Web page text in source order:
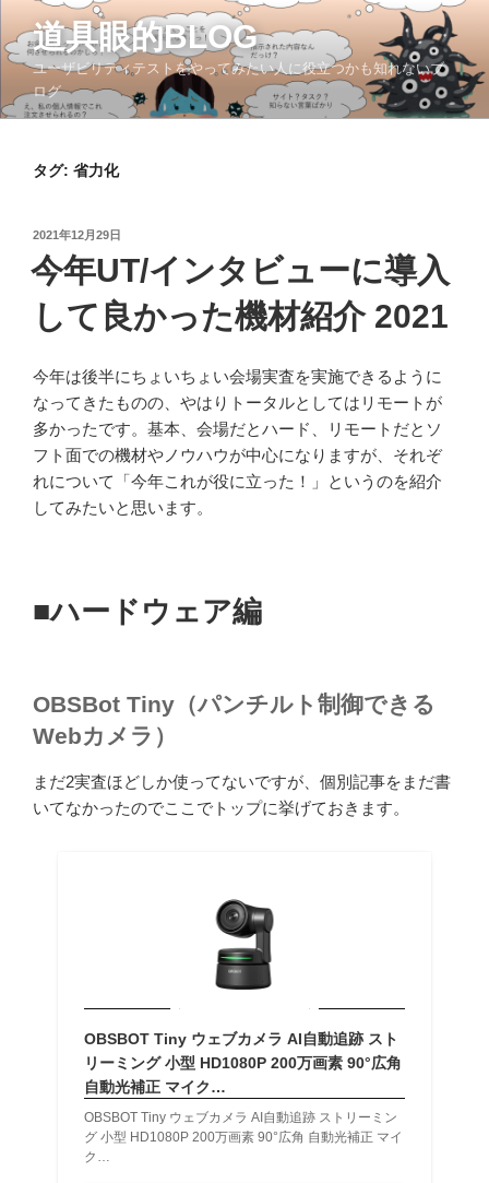
ン
テ
ツ
道具眼的BLOG
ユーザビリティテストをやってみたい人に役立つかも知れないブ
ログ
タグ: 省力化
投
日:
2021年12月29日
今年UT/インタビューに導入
して良かった機材紹介 2021
今年は後半にちょいちょい会場実査を実施できるように
なってきたものの、やはりトータルとしてはリモートが
多かったです。基本、会場だとハード、リモートだとソ
フト面での機材やノウハウが中心になりますが、それぞ
れについて「今年これが役に立った！」というのを紹介
してみたいと思います。
■ハードウェア編
OBSBot Tiny（パンチルト制御できる
Webカメラ）
まだ2実査ほどしか使ってないですが、個別記事をまだ書
いてなかったのでここでトップに挙げておきます。
OBSBOT Tiny ウェブカメラ AI自動追跡 スト
リーミング 小型 HD1080P 200万画素 90°広角
自動光補正 マイク…
OBSBOT Tiny ウェブカメラ AI自動追跡 ストリーミン
グ 小型 HD1080P 200万画素 90°広角 自動光補正 マイ
ク…